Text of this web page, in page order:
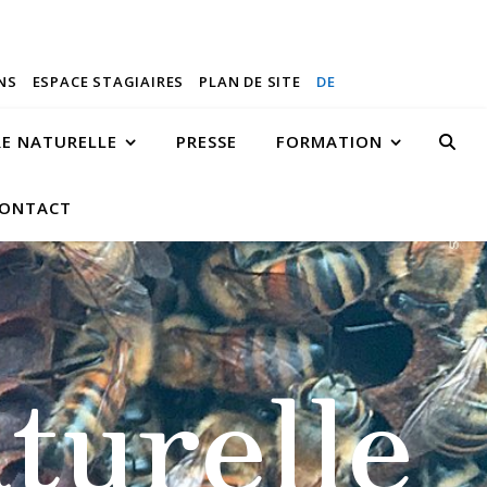
ESPACE STAGIAIRES PLAN DE SITE DE
NATURELLE PRESSE FORMATION